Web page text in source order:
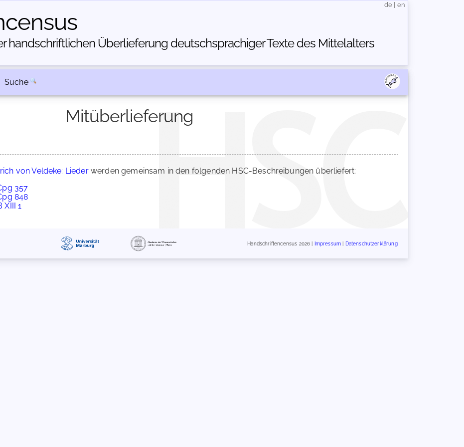
handschriftlichen Über­lieferung deutschsprachiger Texte des Mittelalters
de en
Suche
Mitüberlieferung
von Veldeke: Liederwerden gemeinsam in den folgenden HSC-Beschreibungen überliefert:
357
848
XIII 1
Handschriftencensus 2026 | Impressum Datenschutzerklärung